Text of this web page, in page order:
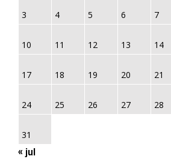
3 4 5 6 7
10 11 12 13 14
17 18 19 20 21
24 25 26 27 28
31
« jul